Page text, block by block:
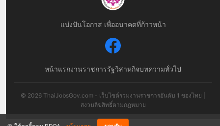
แบ่งปันโอกาส เพื่ออนาคตที่ก้าวหน้า
หน้าแรกงานราชการรัฐวิสาหกิจบทความทั่วไป
© 2026 ThaiJobsGov.com - เว็บไซต์รวมงานราชการอันดับ 1 ของไทย |
สงวนลิขสิทธิ์ตามกฎหมาย